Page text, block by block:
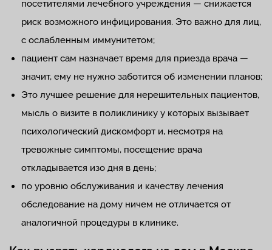
посетителями лечебного учреждения — снижается
риск возможного инфицирования. Это важно для лиц,
с ослабленным иммунитетом;
пациент сам назначает время для приезда врача —
значит, ему не нужно заботится об изменении планов;
Это лучшее решение для нерешительных пациентов,
мысль о визите в поликлинику у которых вызывает
психологический дискомфорт и, несмотря на
тревожные симптомы, посещение врача
откладывается изо дня в день;
по уровню обслуживания и качеству лечения
обследование на дому ничем не отличается от
аналогичной процедуры в клинике.